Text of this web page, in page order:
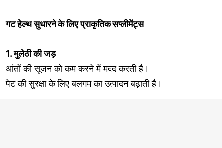
गट हेल्थ सुधारने के लिए प्राकृतिक सप्लीमेंट्स
1. मुलेठी की जड़
आंतों की सूजन को कम करने में मदद करती है।
पेट की सुरक्षा के लिए बलगम का उत्पादन बढ़ाती है।